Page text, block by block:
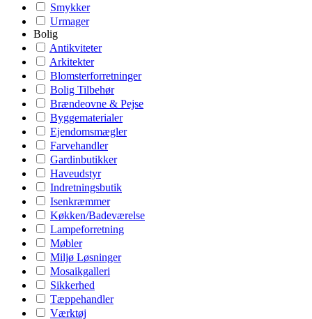
Smykker
Urmager
Bolig
Antikviteter
Arkitekter
Blomsterforretninger
Bolig Tilbehør
Brændeovne & Pejse
Byggematerialer
Ejendomsmægler
Farvehandler
Gardinbutikker
Haveudstyr
Indretningsbutik
Isenkræmmer
Køkken/Badeværelse
Lampeforretning
Møbler
Miljø Løsninger
Mosaikgalleri
Sikkerhed
Tæppehandler
Værktøj